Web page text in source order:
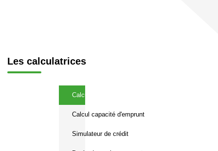
Les calculatrices
Calcul Frais de notaire
Calcul capacité d'emprunt
Simulateur de crédit